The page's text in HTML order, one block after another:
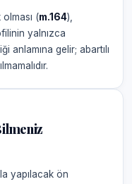
(m.164),
yalnızca
anlamına gelir; abartılı
yapılacak ön